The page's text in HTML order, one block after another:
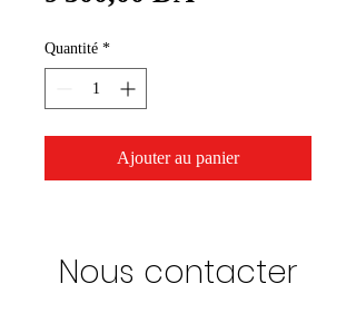
Quantité *
Ajouter au panier
Nous contacter